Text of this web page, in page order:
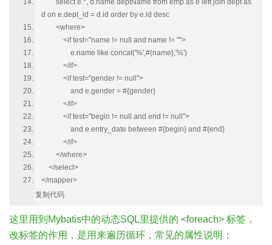
select e.*, d.name deptName from emp as e left join dept as
d on e.dept_id = d.id order by e.id desc
<where>
<if test="name != null and name != ''">
e.name like concat('%',#{name},'%')
</if>
<if test="gender != null">
and e.gender = #{gender}
</if>
<if test="begin != null and end != null">
and e.entry_date between #{begin} and #{end}
</if>
</where>
</select>
</mapper>
复制代码
这里用到Mybatis中的动态SQL里提供的 <foreach> 标签，
改标签的作用，是用来遍历循环，常见的属性说明：